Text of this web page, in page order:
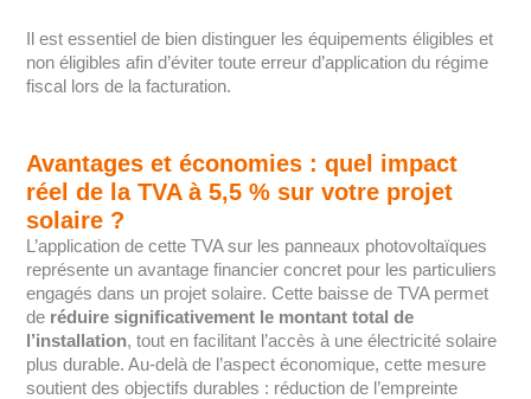
Il est essentiel de bien distinguer les équipements éligibles et
non éligibles afin d’éviter toute erreur d’application du régime
fiscal lors de la facturation.
Avantages et économies : quel impact
réel de la TVA à 5,5 % sur votre projet
solaire ?
L’application de cette TVA sur les panneaux photovoltaïques
représente un avantage financier concret pour les particuliers
engagés dans un projet solaire. Cette baisse de TVA permet
de réduire significativement le montant total de
l’installation, tout en facilitant l’accès à une électricité solaire
plus durable. Au-delà de l’aspect économique, cette mesure
soutient des objectifs durables : réduction de l’empreinte